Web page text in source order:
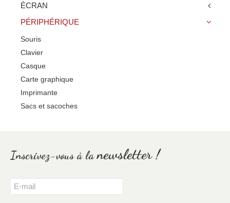
ÉCRAN
PÉRIPHÉRIQUE
Souris
Clavier
Casque
Carte graphique
Imprimante
Sacs et sacoches
Inscrivez-vous à lanewsletter !